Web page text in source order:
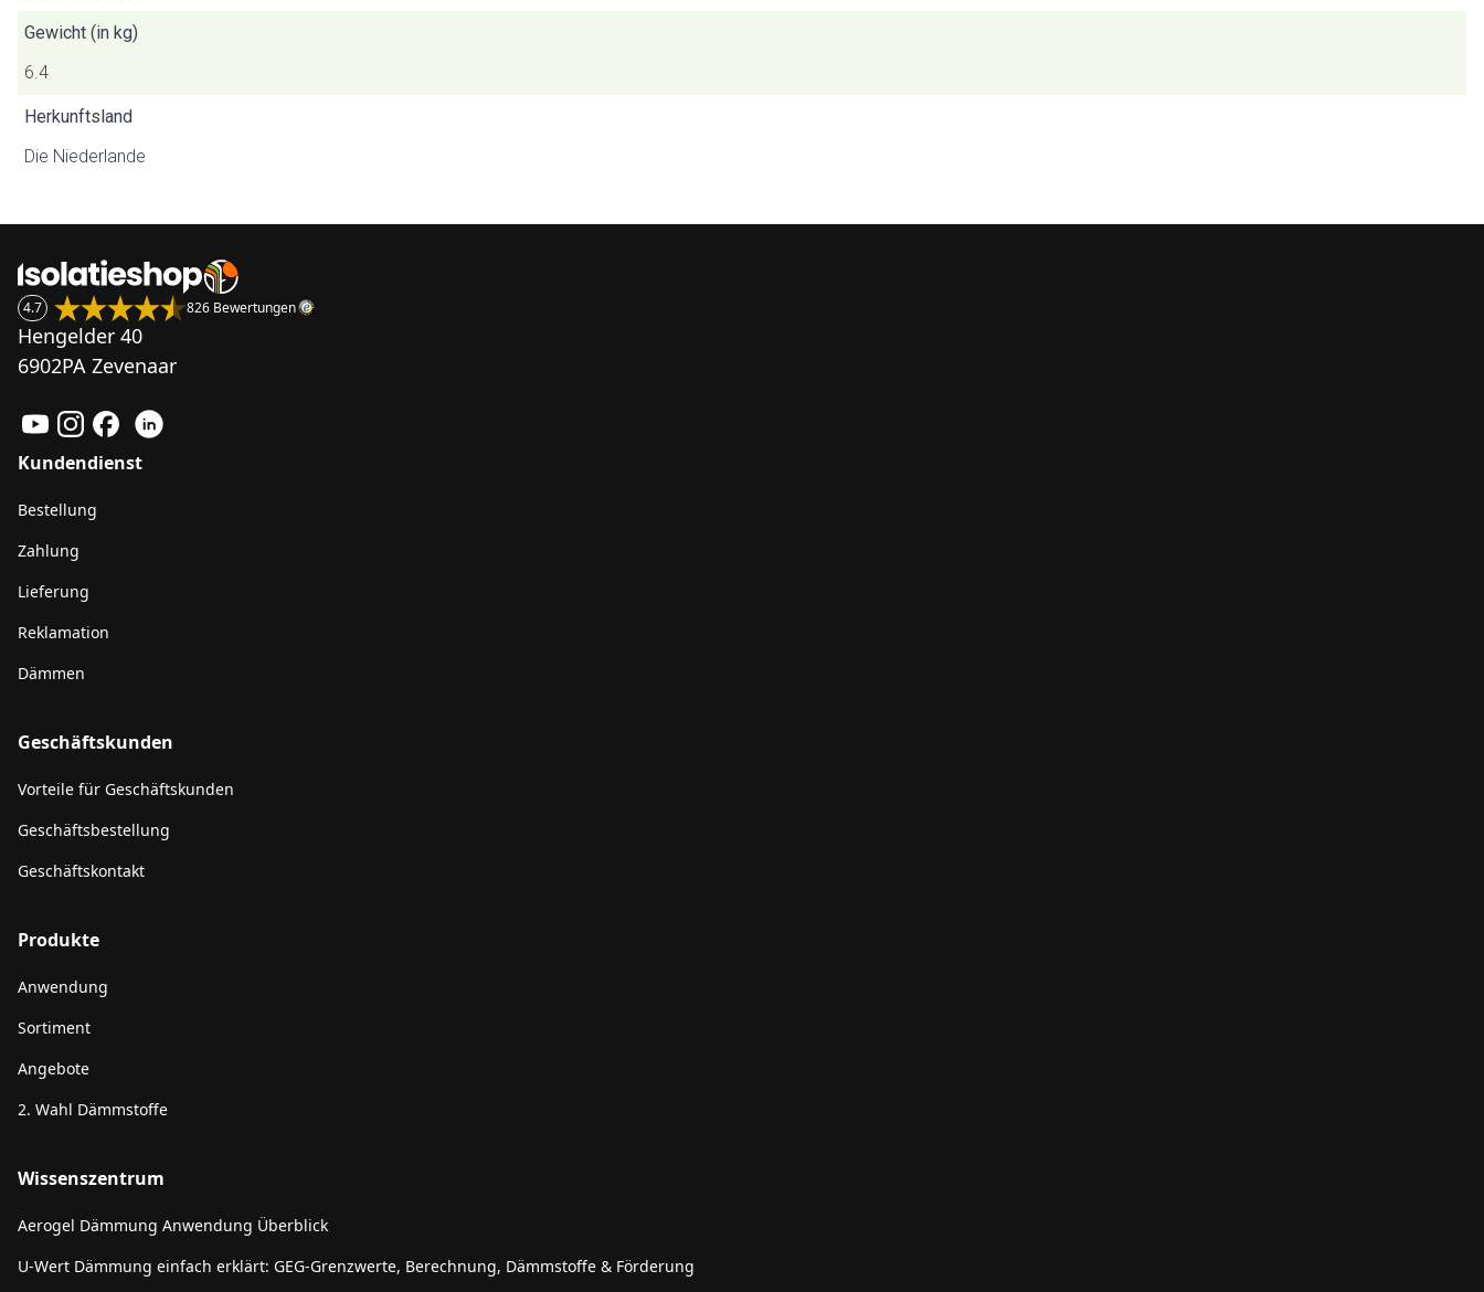
Gewicht (in kg)
6.4
Herkunftsland
Die Niederlande
4.7 826 Bewertungen
Hengelder 40
6902PA Zevenaar
Kundendienst
Bestellung
Zahlung
Lieferung
Reklamation
Dämmen
Geschäftskunden
Vorteile für Geschäftskunden
Geschäftsbestellung
Geschäftskontakt
Produkte
Anwendung
Sortiment
Angebote
2. Wahl Dämmstoffe
Wissenszentrum
Aerogel Dämmung Anwendung Überblick
U-Wert Dämmung einfach erklärt: GEG-Grenzwerte, Berechnung, Dämmstoffe & Förderung